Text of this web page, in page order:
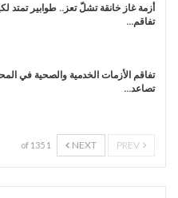
أزمة غاز خانقة تشلّ تعز.. طوابير تمتد
تفاقم…
تفاقم الأزمات الخدمية والصحية في
تصاعد…
NEXT
1 of 135